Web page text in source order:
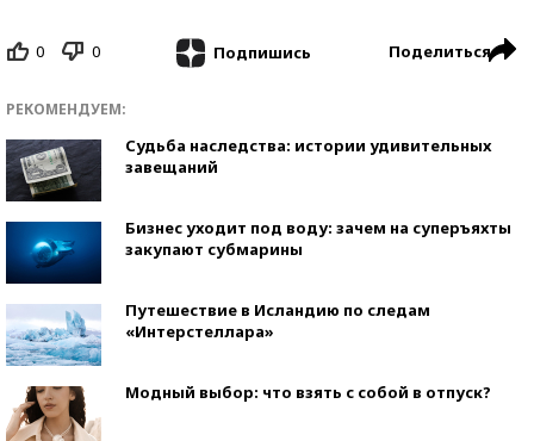
0 0 Подпишись Поделиться
РЕКОМЕНДУЕМ:
Судьба наследства: истории удивительных
завещаний
Бизнес уходит под воду: зачем на суперъяхты
закупают субмарины
Путешествие в Исландию по следам
«Интерстеллара»
Модный выбор: что взять с собой в отпуск?